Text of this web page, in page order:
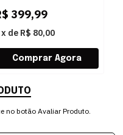
399,99
x de R$ 80,00
no botão Avaliar Produto.